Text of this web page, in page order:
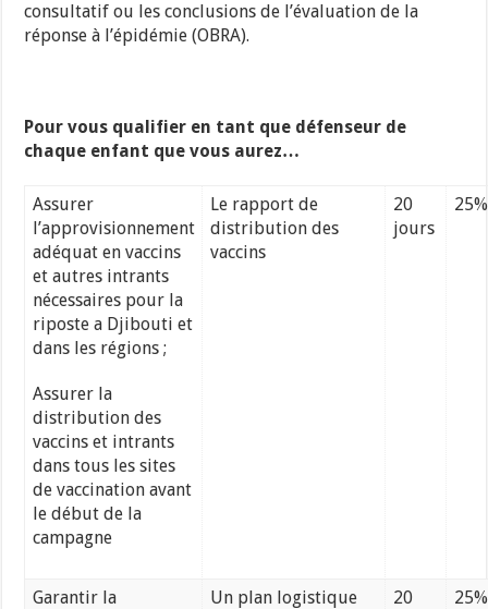
consultatif ou les conclusions de l’évaluation de la
réponse à l’épidémie (OBRA).
Pour vous qualifier en tant que défenseur de
chaque enfant que vous aurez…
Assurer
l’approvisionnement
adéquat en vaccins
et autres intrants
nécessaires pour la
riposte a Djibouti et
dans les régions ;
Assurer la
distribution des
vaccins et intrants
dans tous les sites
de vaccination avant
le début de la
campagne
Le rapport de
distribution des
vaccins
20
jours
25%
Garantir la
Un plan logistique
20
25%